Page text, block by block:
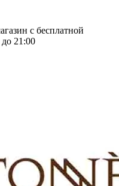
с бесплатной
21:00